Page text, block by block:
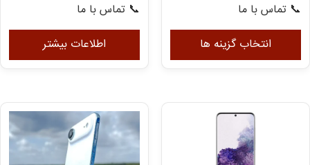
📞 تماس با ما
انتخاب گزینه ها
این
دارای
📞 تماس با ما
اطلاعات بیشتر